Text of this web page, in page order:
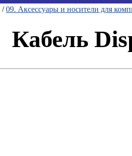
/09. Аксессуары и носители для
Кабель